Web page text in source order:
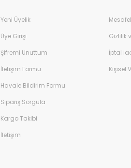
Yeni Üyelik
Üye Girişi
Şifremi Unuttum
İletişim Formu
Havale Bildirim Formu
Sipariş Sorgula
Kargo Takibi
İletişim
Gizlilik
İptal
Kişisel